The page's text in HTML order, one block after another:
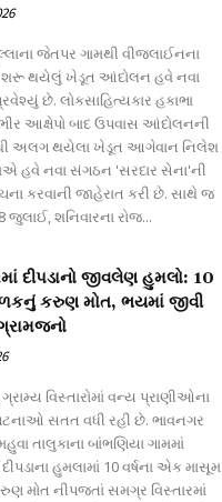
જેતપર ગામથી વીજલાઈનના
શરૂ થયેલું ખેડૂત આંદોલન હવે નવા
છે. લોકસાહિત્યકાર હકાભા
આક્ષેપો બાદ ઉપવાસ આંદોલનની
અલગ થયેલા ખેડૂત આગેવાન નિલેશ
હવે નવા સંગઠન 'સરદાર સેના'ની
કરવાની જાહેરાત કરી છે. સાથે જ
જુલાઈ, શનિવારના રોજ...
દીપડાનો જીવલેણ હુમલો: 10
કરુણ મોત, ભયમાં જીવી
વિસ્તારોમાં વન્ય પ્રાણીઓના
સતત વધી રહી છે. ભાવનગર
તાલુકાના બાંભણિયા ગામમાં
દીપડાના હુમલામાં 10 વર્ષના એક માસૂમ
મોત નીપજતાં સમગ્ર વિસ્તારમાં